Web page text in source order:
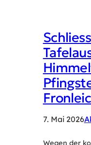
7. Mai 2026
Wegen der